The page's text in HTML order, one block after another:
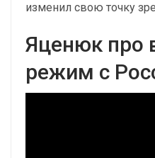
изменил свою точку
Яценюк про
режим с